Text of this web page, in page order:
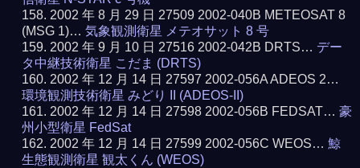
2002 年 8 月 29 日 27509 2002-040B METEOSAT 8
(MSG 1)…気象観測衛星 メテオサット 8 号
2002 年 9 月 10 日 27516 2002-042B DRTS… デー
タ中継技術衛星 こだま (DRTS)
2002 年 12 月 14 日 27597 2002-056A ADEOS 2…
環境観測技術衛星 みどり II (ADEOS-II)
2002 年 12 月 14 日 27598 2002-056B FEDSAT…豪
州小型衛星 FedSat
2002 年 12 月 14 日 27599 2002-056C WEOS…鯨
生態観測衛星 観太くん (WEOS)